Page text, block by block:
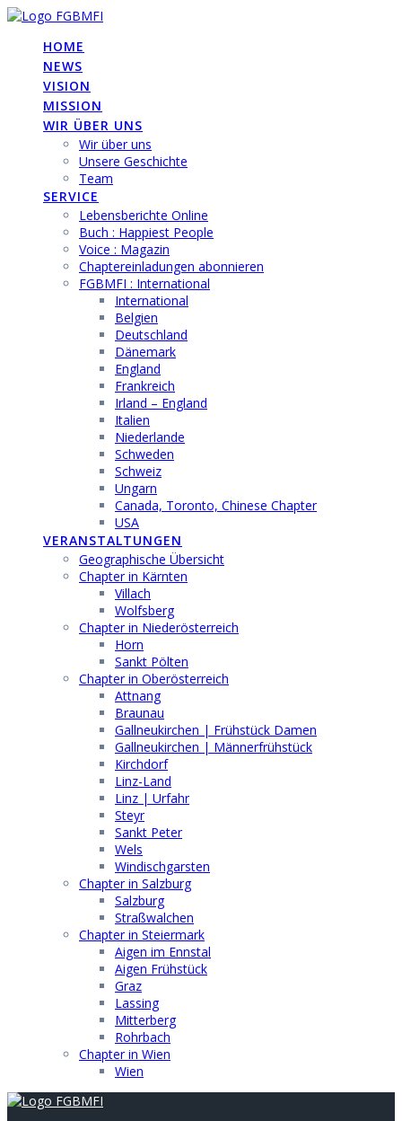
Skip
contentHOME
NEWS
VISION
MISSION
WIR ÜBER UNS
Wir über uns
Unsere Geschichte
Team
SERVICE
Lebensberichte Online
Buch : Happiest People
Voice : Magazin
Chaptereinladungen abonnieren
FGBMFI : International
International
Belgien
Deutschland
Dänemark
England
Frankreich
Irland – England
Italien
Niederlande
Schweden
Schweiz
Ungarn
Canada, Toronto, Chinese Chapter
USA
VERANSTALTUNGEN
Geographische Übersicht
Chapter in Kärnten
Villach
Wolfsberg
Chapter in Niederösterreich
Horn
Sankt Pölten
Chapter in Oberösterreich
Attnang
Braunau
Gallneukirchen | Frühstück Damen
Gallneukirchen | Männerfrühstück
Kirchdorf
Linz-Land
Linz | Urfahr
Steyr
Sankt Peter
Wels
Windischgarsten
Chapter in Salzburg
Salzburg
Straßwalchen
Chapter in Steiermark
Aigen im Ennstal
Aigen Frühstück
Graz
Lassing
Mitterberg
Rohrbach
Chapter in Wien
Wien